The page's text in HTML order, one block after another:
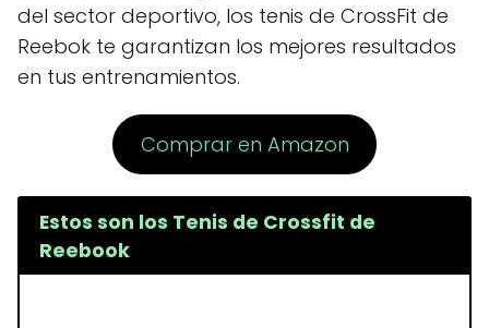
del sector deportivo, los tenis de CrossFit de
Reebok te garantizan los mejores resultados
en tus entrenamientos.
Comprar en Amazon
Estos son los Tenis de Crossfit de
Reebook